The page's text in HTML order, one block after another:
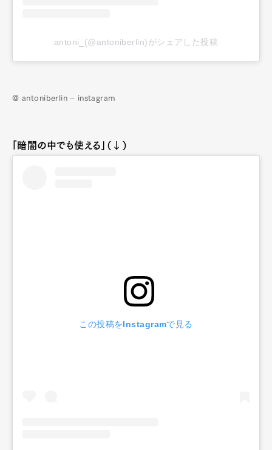
antoni_(@antoniberlin)がシェアした投稿
@ antoniberlin – instagram
「暗闇の中でも使える」（↓）
この投稿をInstagramで見る